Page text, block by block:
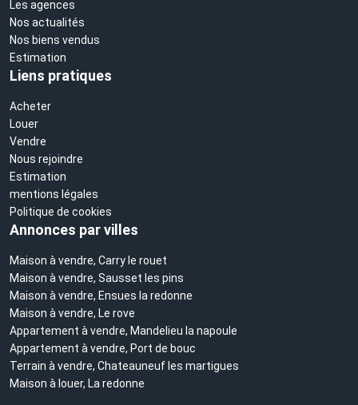
Les agences
Nos actualités
Nos biens vendus
Estimation
Liens pratiques
Acheter
Louer
Vendre
Nous rejoindre
Estimation
mentions légales
Politique de cookies
Annonces par villes
Maison à vendre, Carry le rouet
Maison à vendre, Sausset les pins
Maison à vendre, Ensues la redonne
Maison à vendre, Le rove
Appartement à vendre, Mandelieu la napoule
Appartement à vendre, Port de bouc
Terrain à vendre, Chateauneuf les martigues
Maison à louer, La redonne